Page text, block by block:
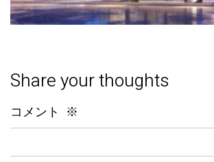
Share your thoughts
コメント ※